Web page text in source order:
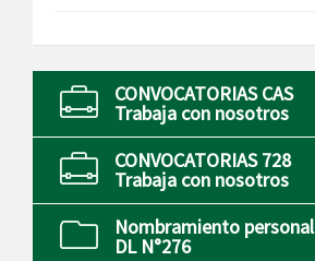
CONVOCATORIAS CAS
Trabaja con nosotros
CONVOCATORIAS 728
Trabaja con nosotros
Nombramiento personal
DL N°276